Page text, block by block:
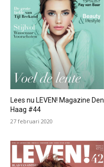
Lees nu LEVEN! Magazine Den
Haag #44
27 februari 2020